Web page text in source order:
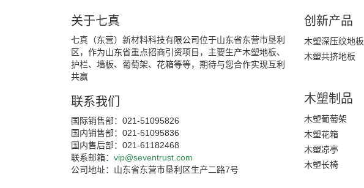
关于七真
七真（东营）新材料科技有限公司位于山东省东营市垦利
区，作为山东省重点招商引资项目，主要生产木塑地板、
护栏、墙板、葡萄架、花箱等等，期待与您合作实现互利
共赢
联系我们
国际销售部：021-51095826
国内销售部：021-51095836
国内售后部：021-61182468
联系邮箱： vip@seventrust.com
公司地址：山东省东营市垦利区生产二路7号
创新产品
木塑深压纹地板
木塑共挤地板
木塑制品
木塑葡萄架
木塑花箱
木塑凉亭
木塑长椅